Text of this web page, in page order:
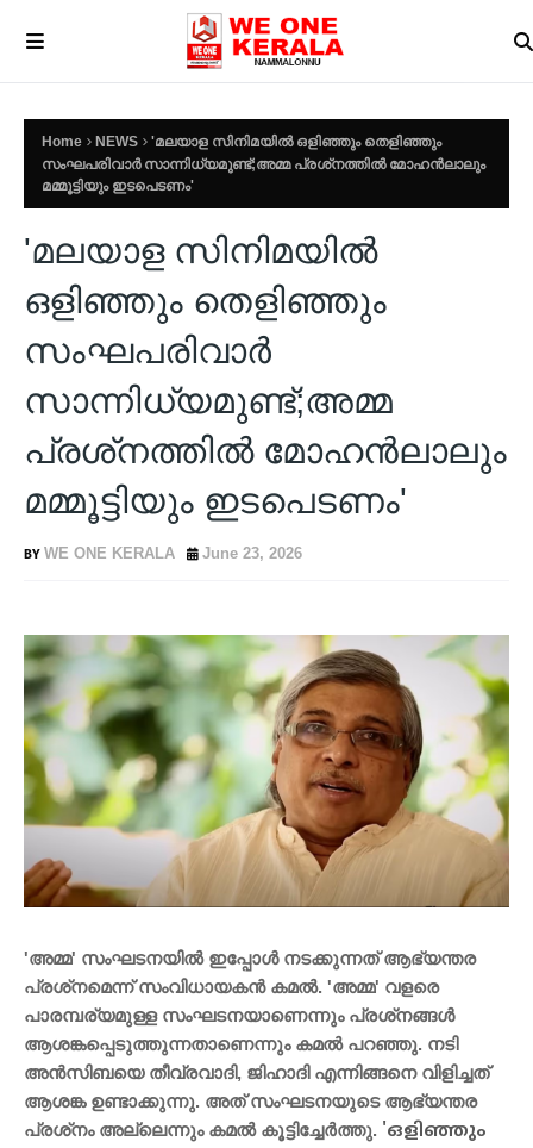
Home NEWS
'മലയാള സിനിമയിൽ ഒളിഞ്ഞും തെളിഞ്ഞും
സംഘപരിവാർ സാന്നിധ്യമുണ്ട്;അമ്മ പ്രശ്‌നത്തിൽ മോഹൻലാലും
മമ്മൂട്ടിയും ഇടപെടണം'
'മലയാള സിനിമയിൽ
ഒളിഞ്ഞും തെളിഞ്ഞും
സംഘപരിവാർ
സാന്നിധ്യമുണ്ട്;അമ്മ
പ്രശ്‌നത്തിൽ മോഹൻലാലും
മമ്മൂട്ടിയും ഇടപെടണം'
WE ONE KERALA June 23, 2026
'അമ്മ' സംഘടനയില്‍ ഇപ്പോള്‍ നടക്കുന്നത് ആഭ്യന്തര
പ്രശ്‌നമെന്ന് സംവിധായകന്‍ കമല്‍. 'അമ്മ' വളരെ
പാരമ്പര്യമുള്ള സംഘടനയാണെന്നും പ്രശ്‌നങ്ങള്‍
ആശങ്കപ്പെടുത്തുന്നതാണെന്നും കമല്‍ പറഞ്ഞു. നടി
അന്‍സിബയെ തീവ്രവാദി, ജിഹാദി എന്നിങ്ങനെ വിളിച്ചത്
ആശങ്ക ഉണ്ടാക്കുന്നു. അത് സംഘടനയുടെ ആഭ്യന്തര
പ്രശ്‌നം അല്ലെന്നും കമല്‍ കൂട്ടിച്ചേര്‍ത്തു. 'ഒളിഞ്ഞും